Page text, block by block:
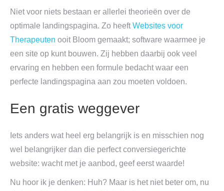
Niet voor niets bestaan er allerlei theorieën over de
optimale landingspagina. Zo heeft Websites voor
Therapeuten ooit Bloom gemaakt; software waarmee je
een site op kunt bouwen. Zij hebben daarbij ook veel
ervaring en hebben een formule bedacht waar een
perfecte landingspagina aan zou moeten voldoen.
Een gratis weggever
Iets anders wat heel erg belangrijk is en misschien nog
wel belangrijker dan die perfect conversiegerichte
website: wacht met je aanbod, geef eerst waarde!
Nu hoor ik je denken: Huh? Maar is het niet beter om, nu